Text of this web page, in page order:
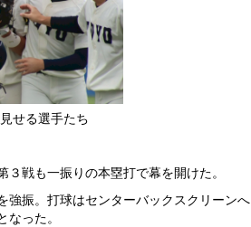
せる選手たち
戦も一振りの本塁打で幕を開けた。
振。打球はセンターバックスクリーンへ
った。